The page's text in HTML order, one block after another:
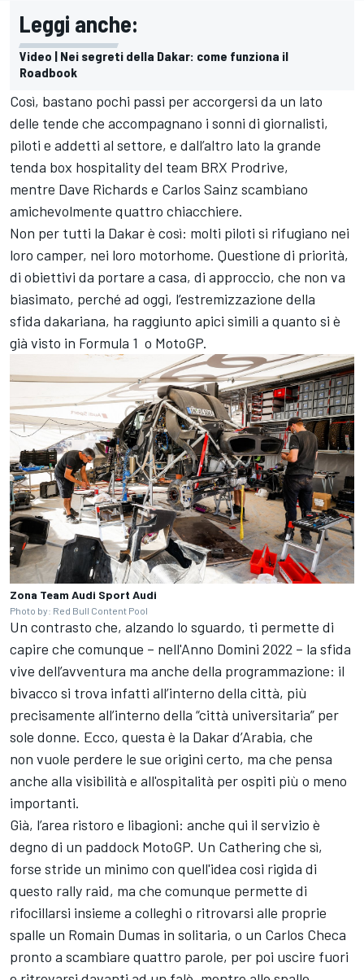
Leggi anche:
Video | Nei segreti della Dakar: come funziona il
Roadbook
Così, bastano pochi passi per accorgersi da un lato
delle tende che accompagnano i sonni di giornalisti,
piloti e addetti al settore, e dall’altro lato la grande
tenda box hospitality del team BRX Prodrive,
mentre Dave Richards e Carlos Sainz scambiano
amichevolmente quattro chiacchiere.
Non per tutti la Dakar è così: molti piloti si rifugiano nei
loro camper, nei loro motorhome. Questione di priorità,
di obiettivi da portare a casa, di approccio, che non va
biasimato, perché ad oggi, l’estremizzazione della
sfida dakariana, ha raggiunto apici simili a quanto si è
già visto in Formula 1 o MotoGP.
Zona Team Audi Sport Audi
Photo by: Red Bull Content Pool
Un contrasto che, alzando lo sguardo, ti permette di
capire che comunque – nell'Anno Domini 2022 – la sfida
vive dell’avventura ma anche della programmazione: il
bivacco si trova infatti all’interno della città, più
precisamente all’interno della “città universitaria” per
sole donne. Ecco, questa è la Dakar d’Arabia, che
non vuole perdere le sue origini certo, ma che pensa
anche alla visibilità e all'ospitalità per ospiti più o meno
importanti.
Già, l’area ristoro e libagioni: anche qui il servizio è
degno di un paddock MotoGP. Un Cathering che sì,
forse stride un minimo con quell'idea cosi rigida di
questo rally raid, ma che comunque permette di
rifocillarsi insieme a colleghi o ritrovarsi alle proprie
spalle un Romain Dumas in solitaria, o un Carlos Checa
pronto a scambiare quattro parole, per poi uscire fuori